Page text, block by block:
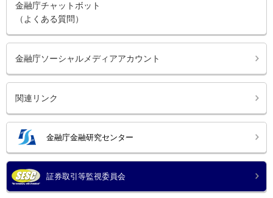
金融庁チャットボット
（よくある質問）
金融庁ソーシャルメディアアカウント
関連リンク
金融庁金融研究センター
証券取引等監視委員会